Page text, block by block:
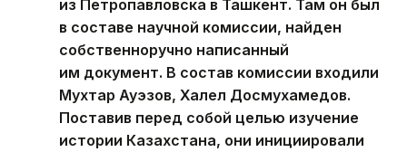
из Петропавловска в Ташкент. Там он был
в составе научной комиссии, найден
собственноручно написанный
им документ. В состав комиссии входили
Мухтар Ауэзов, Халел Досмухамедов.
Поставив перед собой целью изучение
истории Казахстана, они инициировали